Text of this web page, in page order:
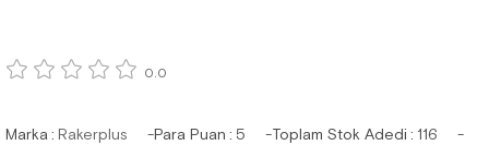
0.0
Marka: Rakerplus Para Puan : 5 Toplam Stok Adedi : 116